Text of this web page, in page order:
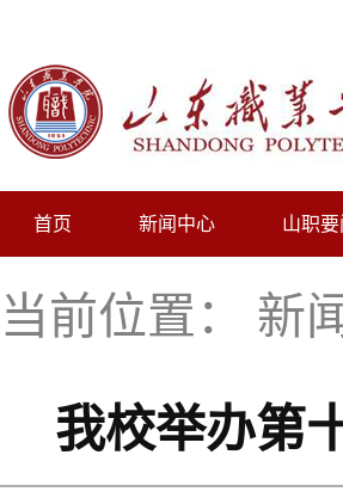
首页 新闻中心 山职要
当前位置： 新
我校举办第